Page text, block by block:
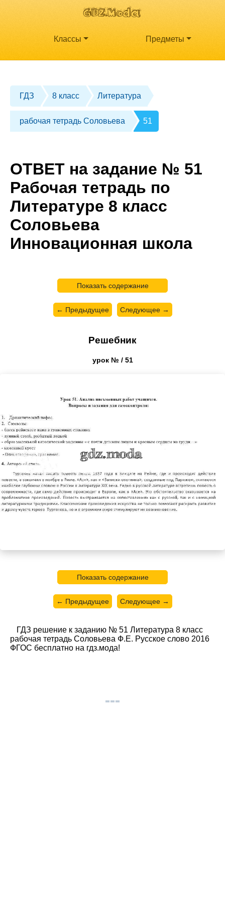
Классы Предметы
ГДЗ 8 класс Литература
рабочая тетрадь Соловьева 51
ОТВЕТ на задание № 51
Рабочая тетрадь по
Литературе 8 класс
Соловьева
Инновационная школа
Показать содержание
← Предыдущее Следующее →
Решебник
урок № / 51
Показать содержание
← Предыдущее Следующее →
ГДЗ решение к заданию № 51 Литература 8 класс
рабочая тетрадь Соловьева Ф.Е. Русское слово 2016
ФГОС бесплатно на гдз.мода!